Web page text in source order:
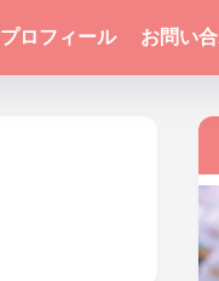
プロフィール お問い